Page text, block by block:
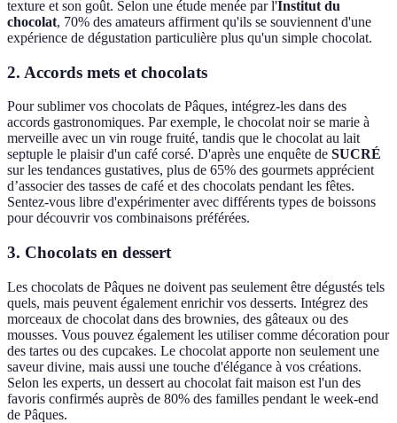
texture et son goût. Selon une étude menée par l'Institut du
chocolat, 70% des amateurs affirment qu'ils se souviennent d'une
expérience de dégustation particulière plus qu'un simple chocolat.
2. Accords mets et chocolats
Pour sublimer vos chocolats de Pâques, intégrez-les dans des
accords gastronomiques. Par exemple, le chocolat noir se marie à
merveille avec un vin rouge fruité, tandis que le chocolat au lait
septuple le plaisir d'un café corsé. D'après une enquête de SUCRÉ
sur les tendances gustatives, plus de 65% des gourmets apprécient
d’associer des tasses de café et des chocolats pendant les fêtes.
Sentez-vous libre d'expérimenter avec différents types de boissons
pour découvrir vos combinaisons préférées.
3. Chocolats en dessert
Les chocolats de Pâques ne doivent pas seulement être dégustés tels
quels, mais peuvent également enrichir vos desserts. Intégrez des
morceaux de chocolat dans des brownies, des gâteaux ou des
mousses. Vous pouvez également les utiliser comme décoration pour
des tartes ou des cupcakes. Le chocolat apporte non seulement une
saveur divine, mais aussi une touche d'élégance à vos créations.
Selon les experts, un dessert au chocolat fait maison est l'un des
favoris confirmés auprès de 80% des familles pendant le week-end
de Pâques.